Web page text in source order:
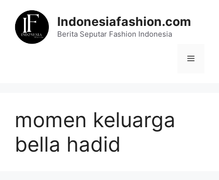
content
Indonesiafashion.com
Berita Seputar Fashion Indonesia
Menu
momen keluarga
bella hadid